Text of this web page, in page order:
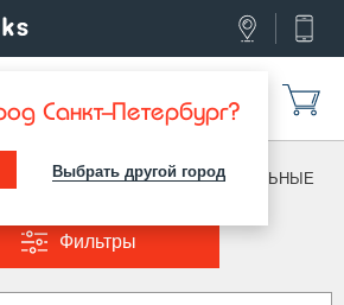
Санкт-Петербург?
Выбрать другой город
ДЛЯ ТРУБ /ПРЯМОУГОЛЬНЫЕ
Фильтры